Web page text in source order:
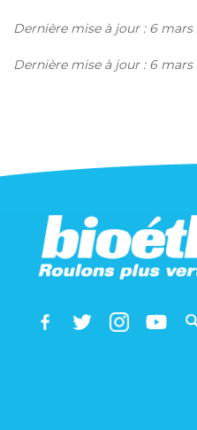
Dernière mise à jour : 6 mars
Dernière mise à jour : 6 mars